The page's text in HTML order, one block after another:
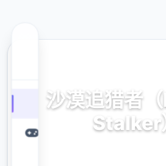
沙漠追猎者
Stalker